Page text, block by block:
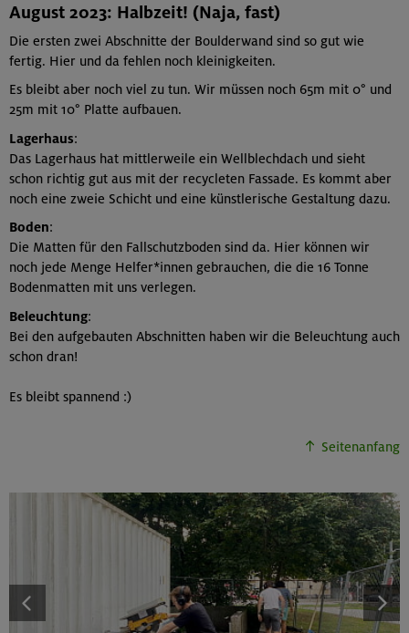
August 2023: Halbzeit! (Naja, fast)
Die ersten zwei Abschnitte der Boulderwand sind so gut wie
fertig. Hier und da fehlen noch kleinigkeiten.
Es bleibt aber noch viel zu tun. Wir müssen noch 65m mit 0° und
25m mit 10° Platte aufbauen.
Lagerhaus:
Das Lagerhaus hat mittlerweile ein Wellblechdach und sieht
schon richtig gut aus mit der recycleten Fassade. Es kommt aber
noch eine zweie Schicht und eine künstlerische Gestaltung dazu.
Boden:
Die Matten für den Fallschutzboden sind da. Hier können wir
noch jede Menge Helfer*innen gebrauchen, die die 16 Tonne
Bodenmatten mit uns verlegen.
Beleuchtung:
Bei den aufgebauten Abschnitten haben wir die Beleuchtung auch
schon dran!
Es bleibt spannend :)
Seitenanfang